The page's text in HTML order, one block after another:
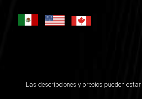
Las descripciones y precios pueden